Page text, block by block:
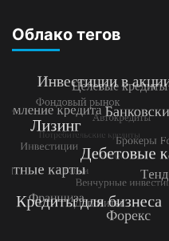
Облако тегов